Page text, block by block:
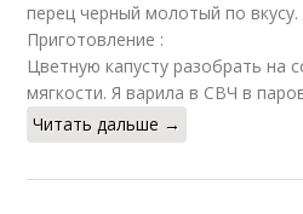
перец черный молотый по вкусу.
Приготовление :
Цветную капусту разобрать на
мягкости. Я варила в СВЧ в
Читать дальше →